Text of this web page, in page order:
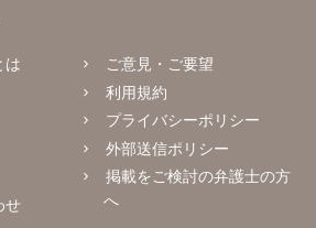
は
せ
ご意見・ご要望
利用規約
プライバシーポリシー
外部送信ポリシー
掲載をご検討の弁護士の方
へ